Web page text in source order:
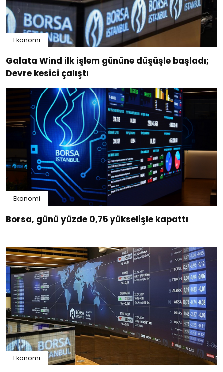
Ekonomi
Galata Wind ilk işlem gününe düşüşle başladı;
Devre kesici çalıştı
Ekonomi
Borsa, günü yüzde 0,75 yükselişle kapattı
Ekonomi